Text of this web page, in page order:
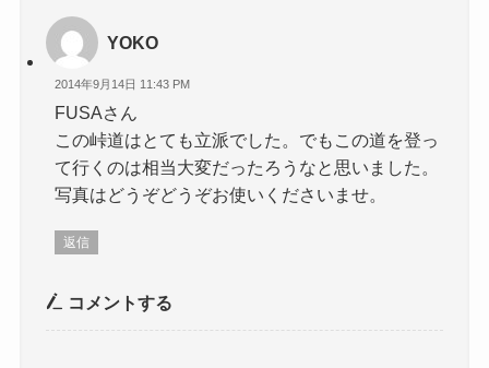
YOKO
2014年9月14日 11:43 PM
FUSAさん
この峠道はとても立派でした。でもこの道を登っ
て行くのは相当大変だったろうなと思いました。
写真はどうぞどうぞお使いくださいませ。
返信
コメントする